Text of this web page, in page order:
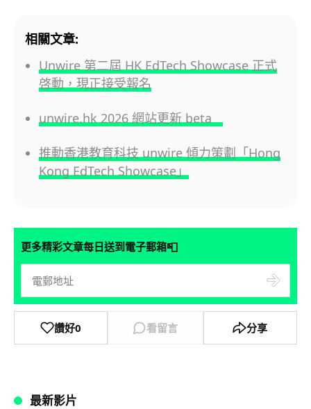
相關文章:
Unwire 第二屆 HK EdTech Showcase 正式
啓動，現正接受報名
unwire.hk 2026 網站更新 beta
推動香港教育科技 unwire 傾力策劃「Hong
Kong EdTech Showcase」
更多精彩文章每日送到電子郵箱📮
讚好0 看留言 分享
最新影片